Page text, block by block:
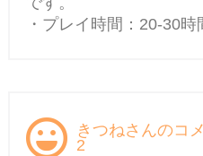
・プレイ時間：20-30時
きつねさんのコ
2